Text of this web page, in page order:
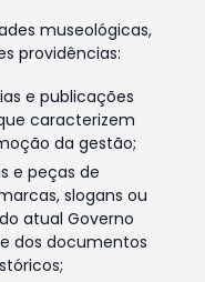
museológicas,
providências:
e publicações
caracterizem
da gestão;
e peças de
slogans ou
atual Governo
dos documentos